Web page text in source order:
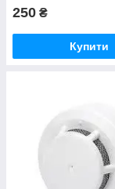
250 ₴
Купити